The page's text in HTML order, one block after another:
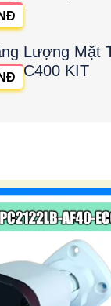
Lượng Mặt
C400 KIT